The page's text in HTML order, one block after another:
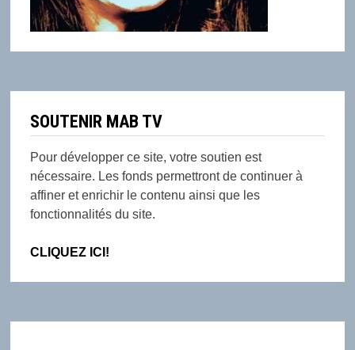
SOUTENIR MAB TV
Pour développer ce site, votre soutien est
nécessaire. Les fonds permettront de continuer à
affiner et enrichir le contenu ainsi que les
fonctionnalités du site.
CLIQUEZ ICI!